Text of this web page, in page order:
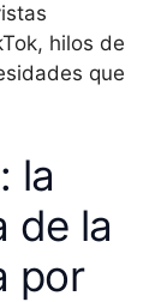
hilos de
que
la
de la
por